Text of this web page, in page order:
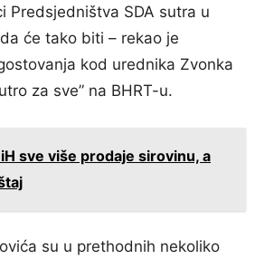
Predsjedništva SDA sutra u
će tako biti – rekao je
kod urednika Zvonka
za sve” na BHRT-u.
sve više prodaje sirovinu, a
su u prethodnih nekoliko